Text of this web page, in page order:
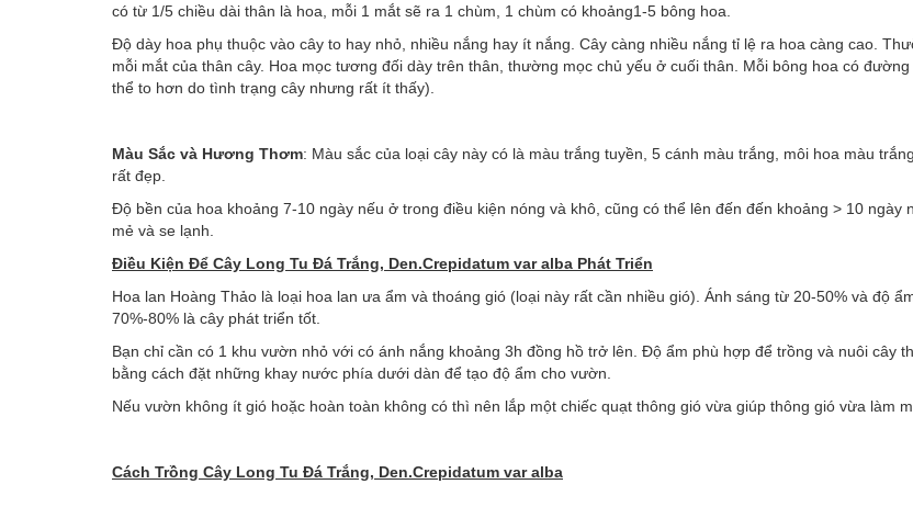
có từ 1/5 chiều dài thân là hoa, mỗi 1 mắt sẽ ra 1 chùm, 1 chùm có khoảng1-5 bông hoa.
Độ dày hoa phụ thuộc vào cây to hay nhỏ, nhiều nắng hay ít nắng. Cây càng nhiều nắng tỉ lệ ra hoa càng cao.
mỗi mắt của thân cây. Hoa mọc tương đối dày trên thân, thường mọc chủ yếu ở cuối thân. Mỗi bông hoa có
thể to hơn do tình trạng cây nhưng rất ít thấy).
Màu Sắc và Hương Thơm: Màu sắc của loại cây này có là màu trắng tuyền, 5 cánh màu trắng, môi hoa màu
rất đẹp.
Độ bền của hoa khoảng 7-10 ngày nếu ở trong điều kiện nóng và khô, cũng có thể lên đến đến khoảng > 10 ngày
mẻ và se lạnh.
Điều Kiện Để Cây Long Tu Đá Trắng, Den.Crepidatum var alba Phát Triển
Hoa lan Hoàng Thảo là loại hoa lan ưa ẩm và thoáng gió (loại này rất cần nhiều gió). Ánh sáng từ 20-50% và độ
70%-80% là cây phát triển tốt.
Bạn chỉ cần có 1 khu vườn nhỏ với có ánh nắng khoảng 3h đồng hồ trở lên. Độ ẩm phù hợp để trồng và nuôi cây
bằng cách đặt những khay nước phía dưới dàn để tạo độ ẩm cho vườn.
Nếu vườn không ít gió hoặc hoàn toàn không có thì nên lắp một chiếc quạt thông gió vừa giúp thông gió vừa làm
Cách Trồng Cây Long Tu Đá Trắng, Den.Crepidatum var alba